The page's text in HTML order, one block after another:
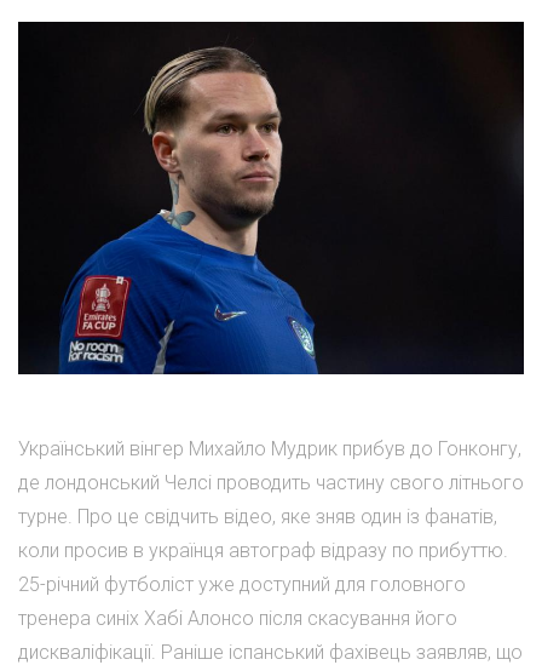
Український вінгер Михайло Мудрик прибув до Гонконгу,
де лондонський Челсі проводить частину свого літнього
турне. Про це свідчить відео, яке зняв один із фанатів,
коли просив в українця автограф відразу по прибуттю.
25-річний футболіст уже доступний для головного
тренера синіх Хабі Алонсо після скасування його
дискваліфікації. Раніше іспанський фахівець заявляв, що